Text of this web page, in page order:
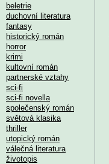
beletrie
duchovní literatura
fantasy
historický román
horror
krimi
kultovní román
partnerské vztahy
sci-fi
sci-fi novella
společenský román
světová klasika
thriller
utopický román
válečná literatura
životopis